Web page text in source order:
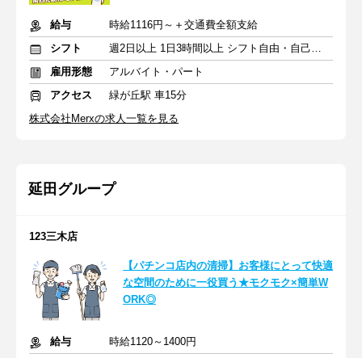
給与
時給1116円～＋交通費全額支給
シフト
週2日以上 1日3時間以上 シフト自由・自己申告
雇用形態
アルバイト・パート
アクセス
緑が丘駅 車15分
株式会社Merxの求人一覧を見る
延田グループ
123三木店
【パチンコ店内の清掃】お客様にとって快適
な空間のために一役買う★モクモク×簡単W
ORK◎
給与
時給1120～1400円